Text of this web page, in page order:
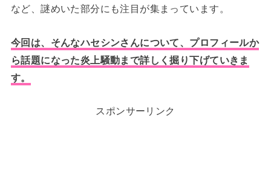
など、謎めいた部分にも注目が集まっています。
今回は、そんなハセシンさんについて、プロフィールか
ら話題になった炎上騒動まで詳しく掘り下げていきま
す。
スポンサーリンク